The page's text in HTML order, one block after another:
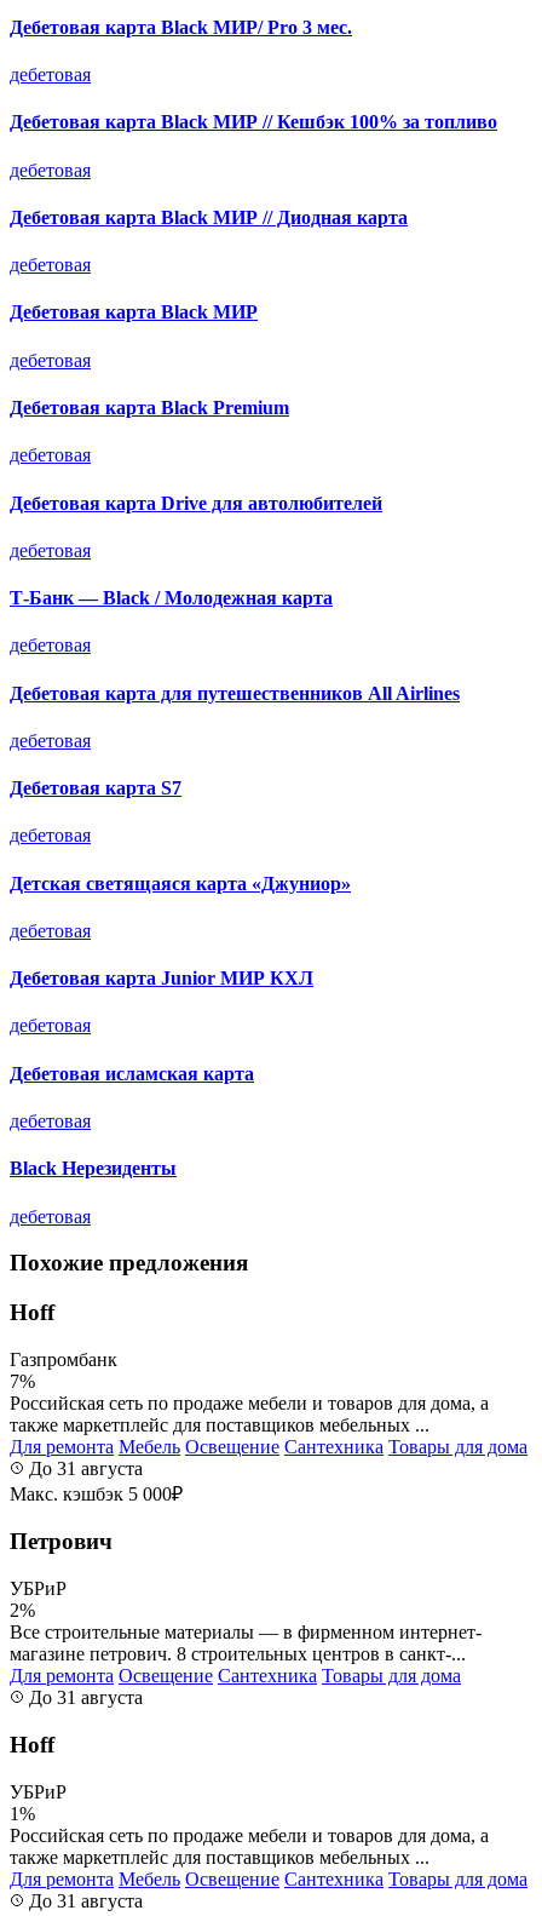
Дебетовая карта Black МИР/ Pro 3 мес.
дебетовая
Дебетовая карта Black МИР // Кешбэк 100% за топливо
дебетовая
Дебетовая карта Black МИР // Диодная карта
дебетовая
Дебетовая карта Black МИР
дебетовая
Дебетовая карта Black Premium
дебетовая
Дебетовая карта Drive для автолюбителей
дебетовая
Т-Банк — Black / Молодежная карта
дебетовая
Дебетовая карта для путешественников All Airlines
дебетовая
Дебетовая карта S7
дебетовая
Детская светящаяся карта «Джуниор»
дебетовая
Дебетовая карта Junior МИР КХЛ
дебетовая
Дебетовая исламская карта
дебетовая
Black Нерезиденты
дебетовая
Похожие предложения
Hoff
Газпромбанк
7%
Российская сеть по продаже мебели и товаров для дома, а
также маркетплейс для поставщиков мебельных ...
Для ремонта Мебель Освещение Сантехника Товары для дома
До 31 августа
Макс. кэшбэк 5 000₽
Петрович
УБРиР
2%
Все строительные материалы — в фирменном интернет-
магазине петрович. 8 строительных центров в санкт-...
Для ремонта Освещение Сантехника Товары для дома
До 31 августа
Hoff
УБРиР
1%
Российская сеть по продаже мебели и товаров для дома, а
также маркетплейс для поставщиков мебельных ...
Для ремонта Мебель Освещение Сантехника Товары для дома
До 31 августа